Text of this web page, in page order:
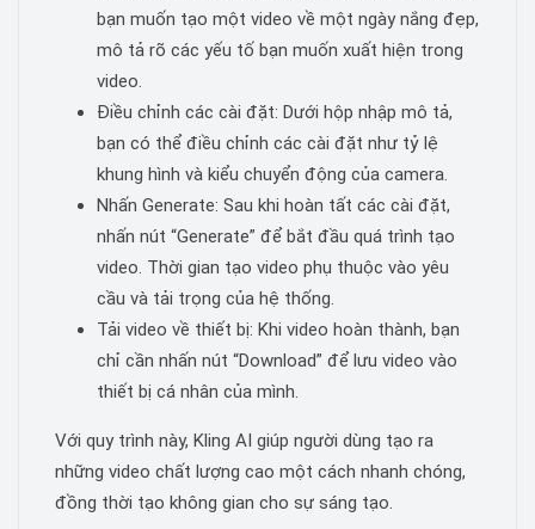
bạn muốn tạo một video về một ngày nắng đẹp,
mô tả rõ các yếu tố bạn muốn xuất hiện trong
video.
Điều chỉnh các cài đặt: Dưới hộp nhập mô tả,
bạn có thể điều chỉnh các cài đặt như tỷ lệ
khung hình và kiểu chuyển động của camera.
Nhấn Generate: Sau khi hoàn tất các cài đặt,
nhấn nút “Generate” để bắt đầu quá trình tạo
video. Thời gian tạo video phụ thuộc vào yêu
cầu và tải trọng của hệ thống.
Tải video về thiết bị: Khi video hoàn thành, bạn
chỉ cần nhấn nút “Download” để lưu video vào
thiết bị cá nhân của mình.
Với quy trình này, Kling AI giúp người dùng tạo ra
những video chất lượng cao một cách nhanh chóng,
đồng thời tạo không gian cho sự sáng tạo.